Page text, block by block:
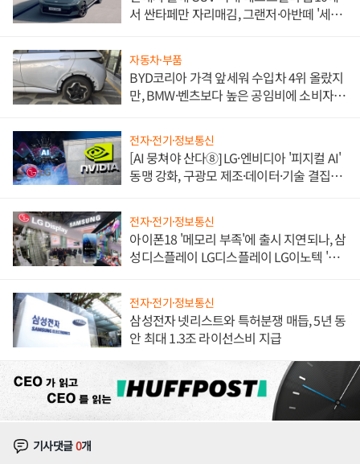
서 싼타페만 자리매김, 그랜저·아반떼 '세단
자동차·부품
BYD코리아 가격 앞세워 수입차 4위 올랐지
만, BMW·벤츠보다 높은 공임비에 소비자
전자·전기·정보통신
[AI 뭉쳐야 산다⑧] LG·엔비디아 '피지컬 AI'
동맹 강화, 구광모 제조·데이터·기술 결집
전자·전기·정보통신
아이폰18 '메모리 부족'에 출시 지연되나, 삼
성디스플레이 LG디스플레이 LG이노텍 '탈
전자·전기·정보통신
삼성전자 넷리스트와 특허분쟁 매듭, 5년 동
안 최대 1.3조 라이선스비 지급
기사댓글0개